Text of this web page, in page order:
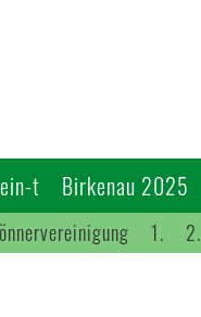
t Birkenau 2025
1. 2.